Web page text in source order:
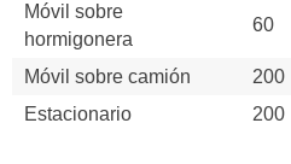
Móvil sobre
hormigonera
60
Móvil sobre camión 200
Estacionario
200